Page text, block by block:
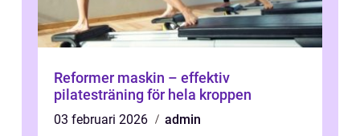
Reformer maskin – effektiv
pilatesträning för hela kroppen
03 februari 2026
admin